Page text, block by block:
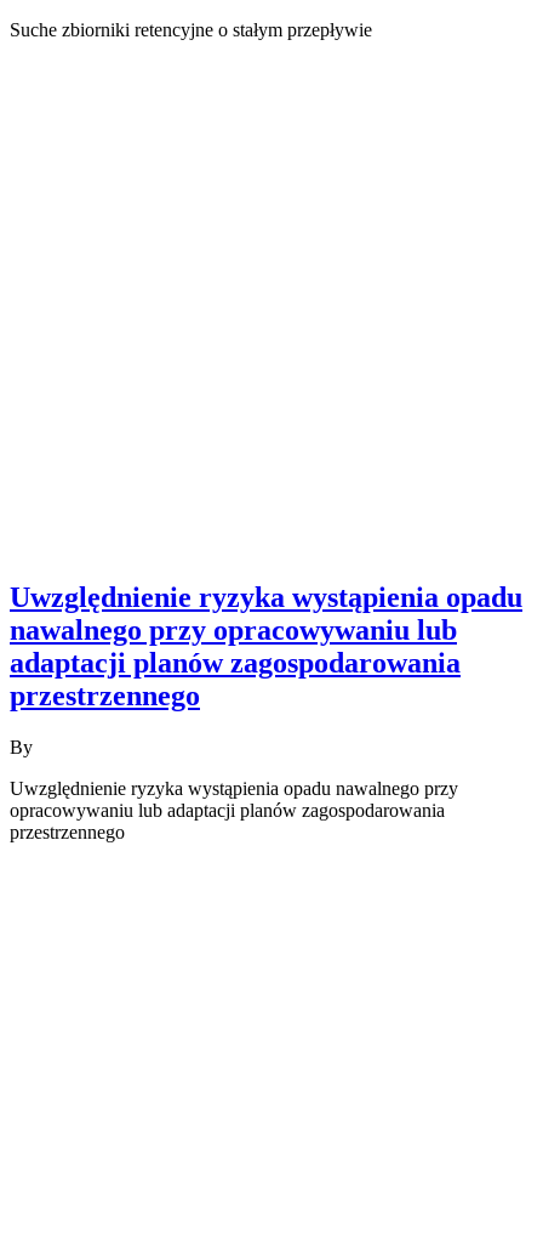
Suche zbiorniki retencyjne o stałym przepływie
Uwzględnienie ryzyka wystąpienia opadu
nawalnego przy opracowywaniu lub
adaptacji planów zagospodarowania
przestrzennego
By
Uwzględnienie ryzyka wystąpienia opadu nawalnego przy
opracowywaniu lub adaptacji planów zagospodarowania
przestrzennego